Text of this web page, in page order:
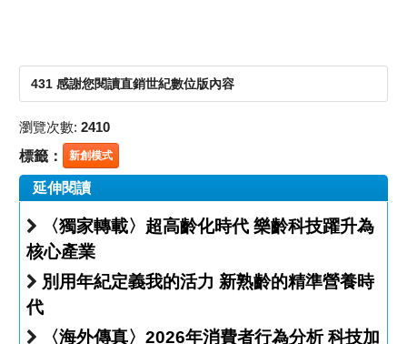
431 感謝您閱讀直銷世紀數位版內容
瀏覽次數: 2410
標籤： 新創模式
延伸閱讀
〈獨家轉載〉超高齡化時代 樂齡科技躍升為
核心產業
別用年紀定義我的活力 新熟齡的精準營養時
代
〈海外傳真〉2026年消費者行為分析 科技加